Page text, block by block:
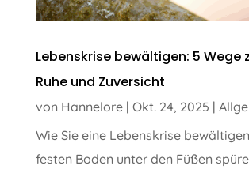
Lebenskrise bewältigen: 5 Wege
Ruhe und Zuversicht
von Hannelore| Okt. 24, 2025 |
Wie Sie eine Lebenskrise
festen Boden unter den Füßen